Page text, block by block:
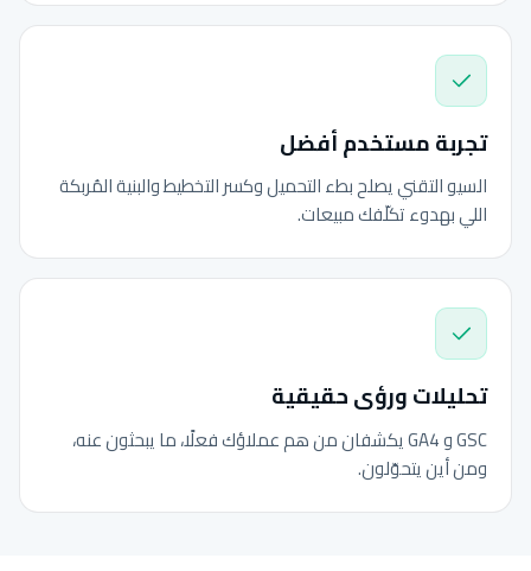
تجربة مستخدم أفضل
السيو التقني يصلح بطء التحميل وكسر التخطيط والبنية المُربكة
اللي بهدوء تكلّفك مبيعات.
تحليلات ورؤى حقيقية
GSC و GA4 يكشفان من هم عملاؤك فعلًا، ما يبحثون عنه،
ومن أين يتحوّلون.